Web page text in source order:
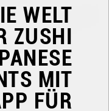
WELT
ZUSHI
MIT
FÜR